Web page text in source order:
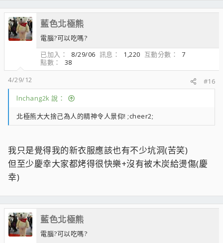
藍色北極熊
電腦?可以吃嗎?
已加入
8/29/06 訊息 1,220 互動分數
7
點數
38
4/29/12
#16
lnchang2k 說：
北極熊大大捨己為人的精神令人景仰! ;cheer2;
我只是覺得我的新衣服應該也有不少坑洞(苦笑)
但至少慶幸大家都烤得很快樂+沒有被木炭給燙傷(慶
幸)
藍色北極熊
電腦?可以吃嗎?